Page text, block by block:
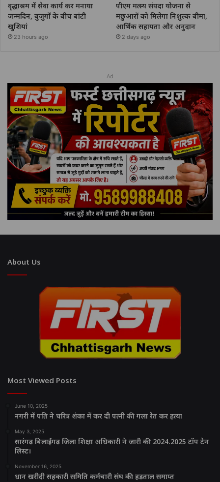
वृद्धाश्रम में सेवा कार्य कर मनाया
जन्मदिन, बुजुर्गों के बीच बांटी
खुशियां
23 hours ago
पीएम मत्स्य संपदा योजना से
मछुआरों को मिलेगा निशुल्क बीमा,
आर्थिक सहायता और अनुदान
2 days ago
Ad
About Us
Most Viewed Posts
June 10, 2025
नगरी में पति ने चरित्र शंका में कर दी पत्नी की गला रेत कर हत्या
May 3, 2025
सारंगढ़ बिलाईगढ़ जिला शिक्षा अधिकारी ने जारी की 2024.2025 टॉप टेन
लिस्ट।
November 16, 2025
धान खरीदी सहकारी समिति कर्मचारी संघ की हड़ताल समाप्त